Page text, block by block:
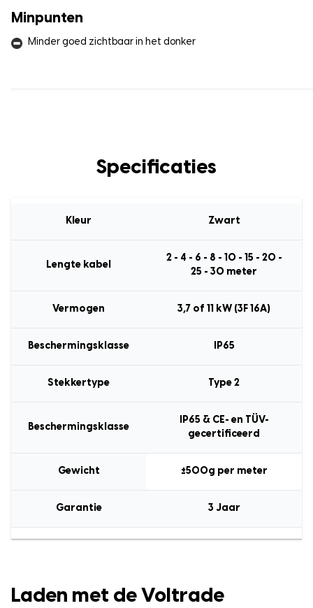
Minpunten
Minder goed zichtbaar in het donker
Specificaties
Kleur Zwart
Lengte kabel
2 - 4 - 6 - 8 - 10 - 15 - 20 -
25 - 30 meter
Vermogen 3,7 of 11 kW (3F 16A)
Beschermingsklasse IP65
Stekkertype Type 2
Beschermingsklasse
IP65 & CE- en TÜV-
gecertificeerd
Gewicht ±500g per meter
Garantie 3 Jaar
Laden met de Voltrade